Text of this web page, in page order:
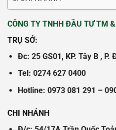
CÔNG TY TNHH ĐẦU TƯ TM
TRỤ SỞ:
Đc: 25 GS01, KP. Tây B , P.
Tel: 0274 627 0400
Hotline: 0973 081 291 –
CHI NHÁNH